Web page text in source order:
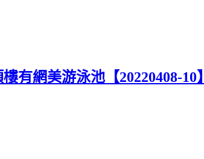
有網美游泳池【20220408-10】